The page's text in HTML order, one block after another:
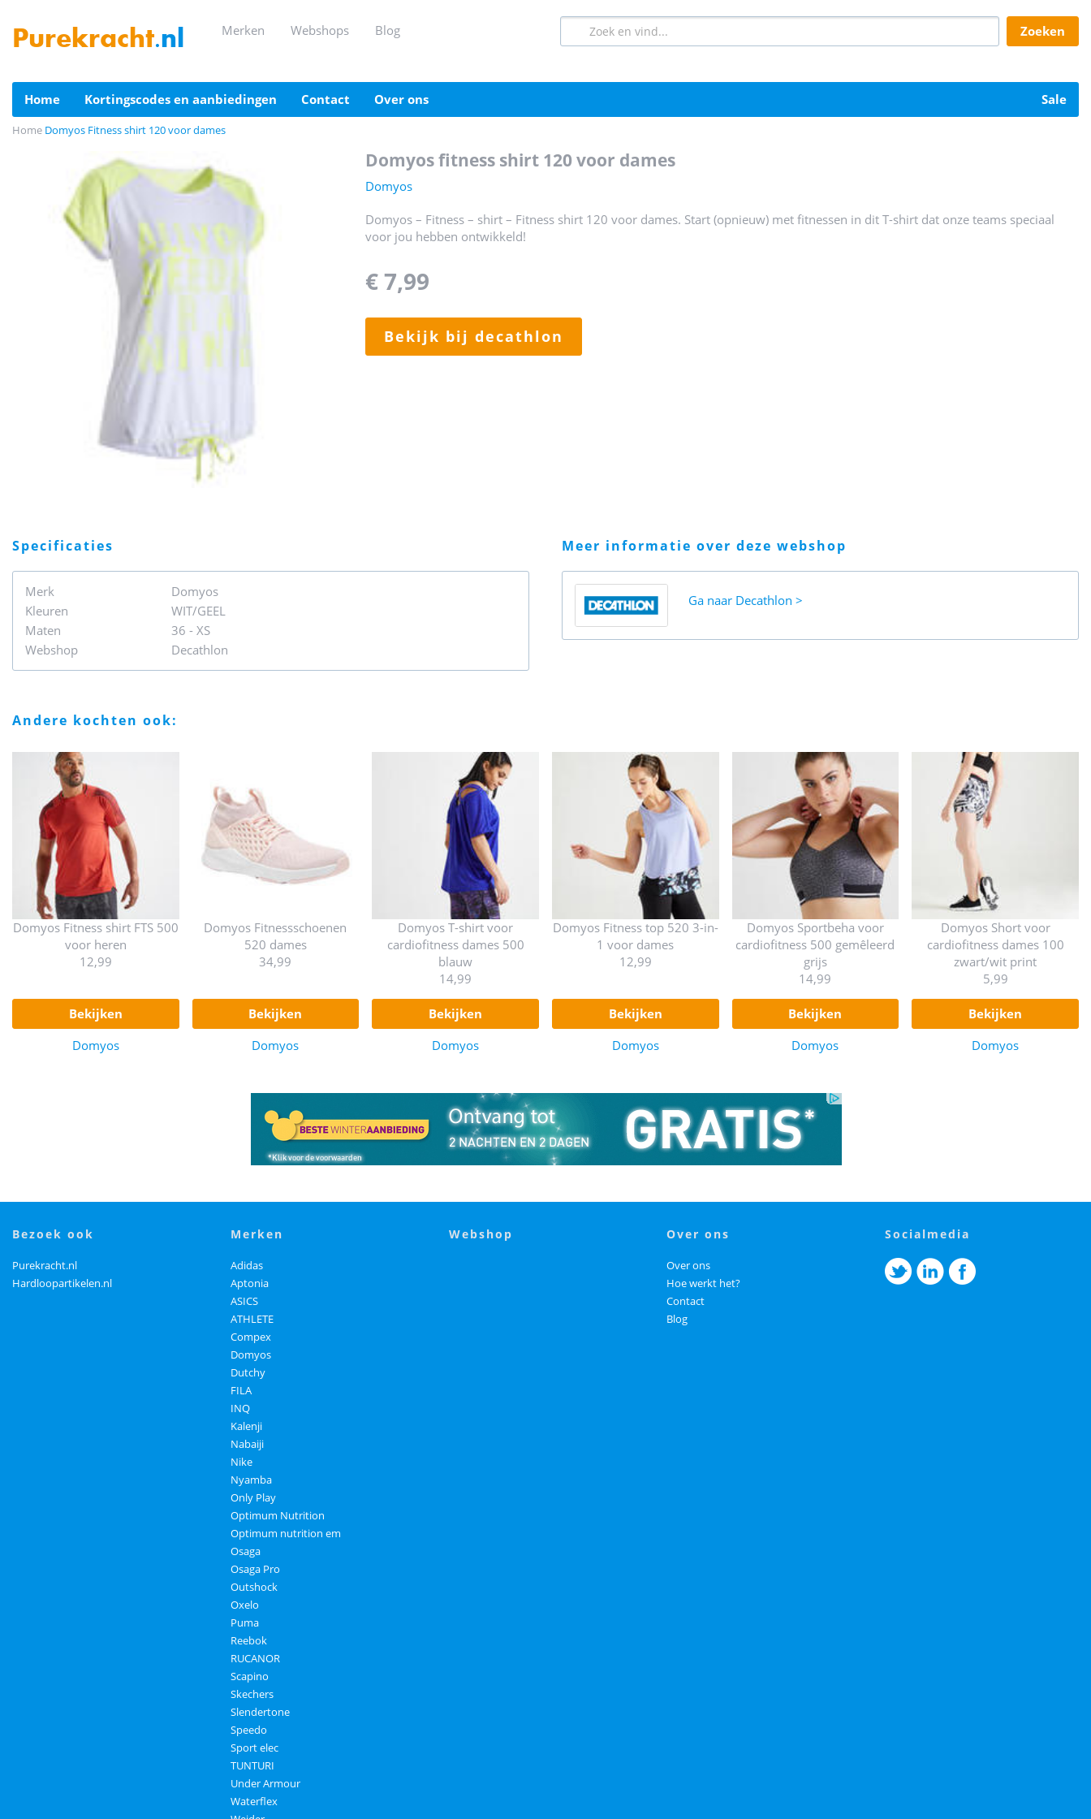
Purekracht.nl merken webshops blog zoeken
home kortingscodes en aanbiedingen contact over ons sale
Home Domyos Fitness shirt 120 voor dames
domyos fitness shirt 120 voor dames
Domyos
Domyos – Fitness – shirt – Fitness shirt 120 voor dames. Start (opnieuw) met fitnessen in dit T-shirt dat onze teams speciaal
voor jou hebben ontwikkeld!
€ 7,99
bekijk bij decathlon
specificaties
Merk
Domyos
Kleuren
WIT/GEEL
Maten
36 - XS
Webshop
Decathlon
meer informatie over deze webshop
Ga naar Decathlon
andere kochten ook:
Domyos Fitness shirt FTS 500
voor heren
12,99
bekijken
Domyos
Domyos Fitnessschoenen
520 dames
34,99
bekijken
Domyos
Domyos T-shirt voor
cardiofitness dames 500
blauw
14,99
bekijken
Domyos
Domyos Fitness top 520 3-in-
1 voor dames
12,99
bekijken
Domyos
Domyos Sportbeha voor
cardiofitness 500 gemêleerd
grijs
14,99
bekijken
Domyos
Domyos Short voor
cardiofitness dames 100
zwart/wit print
5,99
bekijken
Domyos
bezoek ook
Purekracht.nl
Hardloopartikelen.nl
merken
Adidas
Aptonia
ASICS
ATHLETE
Compex
Domyos
Dutchy
FILA
INQ
Kalenji
Nabaiji
Nike
Nyamba
Only Play
Optimum Nutrition
Optimum nutrition em
Osaga
Osaga Pro
Outshock
Oxelo
Puma
Reebok
RUCANOR
Scapino
Skechers
Slendertone
Speedo
Sport elec
TUNTURI
Under Armour
Waterflex
webshop over ons
Over ons
Hoe werkt het?
Contact
Blog
socialmedia